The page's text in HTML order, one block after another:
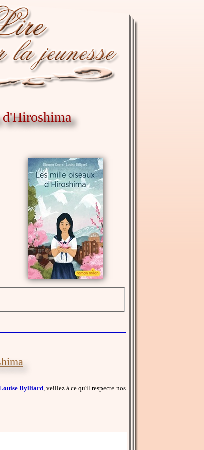
Bylliard, veillez à ce qu'il respecte nos